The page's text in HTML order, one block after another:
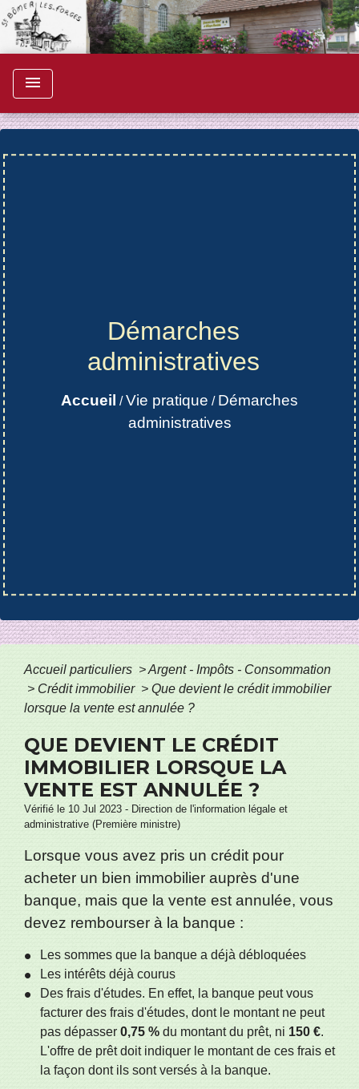
menu
Démarches
administratives
Accueil /Vie pratique / Démarches
administratives
Accueil particuliers >Argent - Impôts - Consommation
> Crédit immobilier > Que devient le crédit immobilier
lorsque la vente est annulée ?
QUE DEVIENT LE CRÉDIT
IMMOBILIER LORSQUE LA
VENTE EST ANNULÉE ?
Vérifié le 10 Jul 2023 - Direction de l'information légale et
administrative (Première ministre)
Lorsque vous avez pris un crédit pour
acheter un bien immobilier auprès d'une
banque, mais que la vente est annulée, vous
devez rembourser à la banque :
Les sommes que la banque a déjà débloquées
Les intérêts déjà courus
Des frais d'études. En effet, la banque peut vous
facturer des frais d'études, dont le montant ne peut
pas dépasser 0,75 % du montant du prêt, ni 150 €.
L'offre de prêt doit indiquer le montant de ces frais et
la façon dont ils sont versés à la banque.